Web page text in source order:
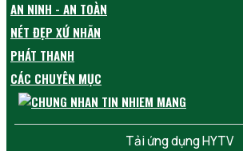
AN NINH - AN TOÀN
NÉT ĐẸP XỨ NHÃN
PHÁT THANH
CÁC CHUYÊN MỤC
Tải ứng dụng HYTV